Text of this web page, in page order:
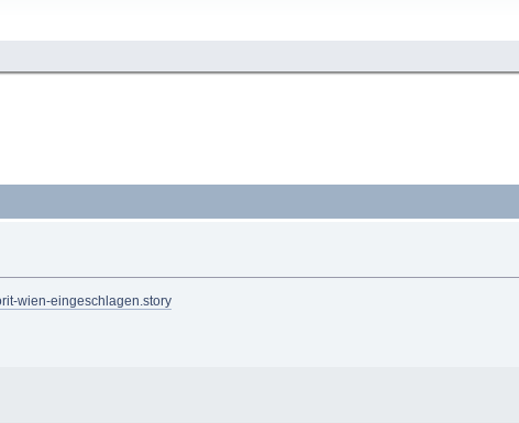
wien-eingeschlagen.story